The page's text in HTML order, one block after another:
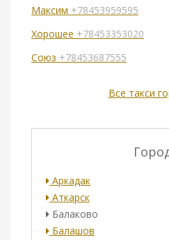
Максим +78453959595
Хорошее +78453353020
Союз +78453687555
Все такси
Аркадак
Аткарск
Балаково
Балашов